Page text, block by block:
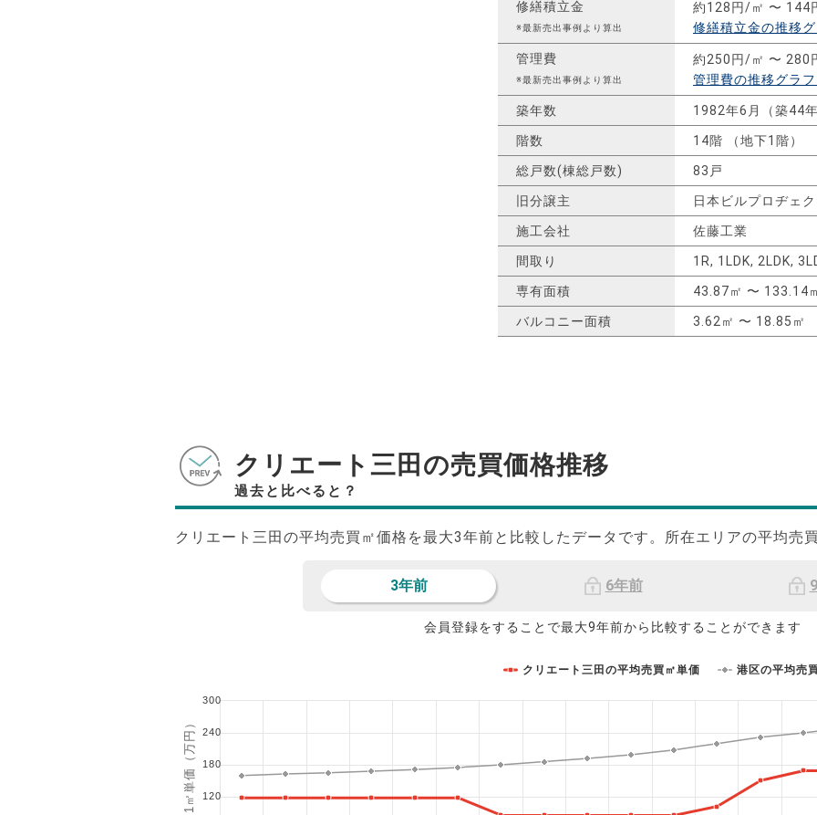
修繕積立金
※最新売出事例より算出
約128円/㎡ 〜 144
修繕積立金の推移
管理費
※最新売出事例より算出
約250円/㎡ 〜 280
管理費の推移グラ
築年数 1982年6月（築44
階数 14階 （地下1階）
総戸数(棟総戸数) 83戸
旧分譲主 日本ビルプロヂェ
施工会社 佐藤工業
間取り 1R, 1LDK, 2LDK,
専有面積 43.87㎡ 〜 133.14
バルコニー面積 3.62㎡ 〜 18.85㎡
クリエート三田の売買価格推移
過去と比べると？
クリエート三田の平均売買㎡価格を最大3年前と比較したデータです。所在エリアの平均売
3年前 6年前
会員登録をすることで最大9年前から比較することができます
1㎡単価（万円）
クリエート三田の平均売買㎡単価 港区の平均売
120
180
240
300